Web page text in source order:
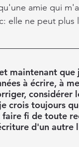
amie qui
elle ne peut
maintenant
à écrire, à
considérer
crois toujours
faire fi de toute
d'un autre